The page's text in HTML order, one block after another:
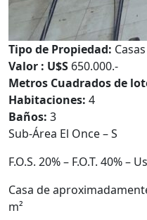
Tipo de Propiedad: Casas
Valor : U$S 650.000.-
Metros Cuadrados de
Habitaciones: 4
Baños: 3
Sub-Área El Once – S
F.O.S. 20% – F.O.T. 40% –
Casa de
m²